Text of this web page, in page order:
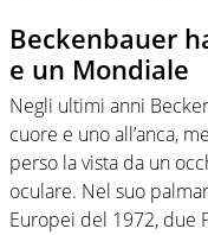
Beckenbauer
e un Mondiale
Negli ultimi anni
cuore e uno all’anca,
perso la vista da un
oculare. Nel suo
Europei del 1972, due